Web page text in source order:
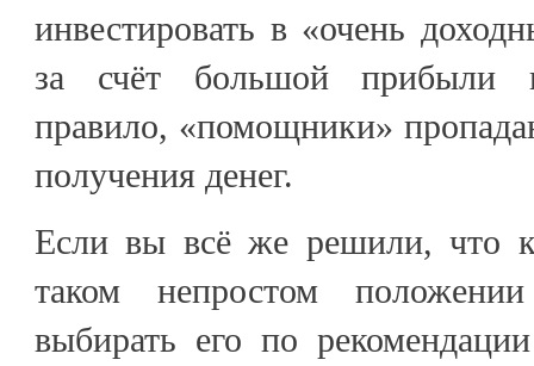
инвестировать в «очень
за счёт большой прибыли
правило, «помощники»
получения денег.
Если вы всё же решили, что
таком непростом
выбирать его по